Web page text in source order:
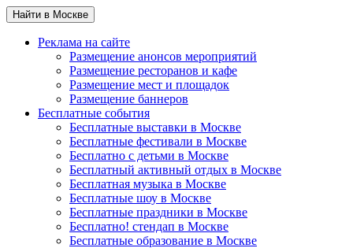
Найти в Москве
Реклама на сайте
Размещение анонсов мероприятий
Размещение ресторанов и кафе
Размещение мест и площадок
Размещение баннеров
Бесплатные события
Бесплатные выставки в Москве
Бесплатные фестивали в Москве
Бесплатно с детьми в Москве
Бесплатный активный отдых в Москве
Бесплатная музыка в Москве
Бесплатные шоу в Москве
Бесплатные праздники в Москве
Бесплатно! стендап в Москве
Бесплатные образование в Москве